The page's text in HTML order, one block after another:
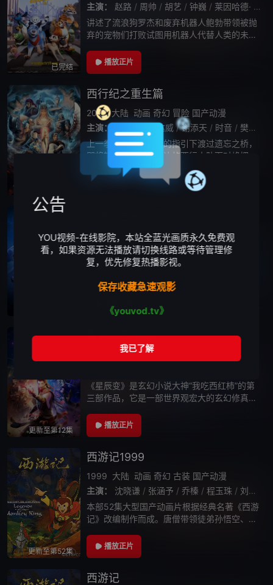
已完结
主演：
赵路 / 周帅 / 胡艺 / 钟巍 / 莱因哈德· / 克
讲述了流浪狗罗杰和废弃机器人鲍勃带领被抛
弃的宠物们打败试图用机器人代替人类的未来
的故事。在这段爆笑不断但又惊险十足的旅程
中，原本自私、骄傲、任性、懦弱的宠物
播放正片
西行纪之重生篇
2022 大陆 动画 奇幻 冒险 国产动漫
主演：
沈达威 / 谢添天 / 时音 / 樊俊航
上一季悟空在引路人的指引下渡过遗忘之桥，
即将转世重生，另一边的西行小队面对蜂拥而
至的小妖，白狼释放出龙魂与兽魂守护着身后
的小羽，他凭借强大的力量暂时抵御了小妖的
2018 大陆 冒险 动作 剧情 国产动漫
主演： 刘三木 / 黑石稔 / 醋醋 / 刘北辰
萧炎，主人公，萧家历史上空前绝后的斗
有了九段斗之气，11岁突破十段斗之气，一跃
年，他却“丧失”了修炼能力，只拥有
播放正片
更新至第12集
星辰变第一季
大陆 动画
《星辰变》是玄幻小说大神“我吃西红柿”的第
三部作品，它是一部世界观宏大的玄幻修真小
我吃西红柿在起点中文网连载《星辰变》，一
经发布便收获超高人气，迅速登陆
播放正片
更新至第52集
西游记1999
1999 大陆 动画 奇幻 古装 国产动漫
主演：
沈晓谦 / 张涵予 / 乔榛 / 程玉珠 / 刘风
本部52集大型国产动画片根据经典名著《西游
记》改编制作而成。唐僧带领徒弟孙悟空、猪
路遇九九八十一难，终取得真经修成正果。动
画片在大家耳熟能详的原型上，加入了
播放正片
西游记
公告
YOU视频-在线影院，本站全蓝光画质永久免费观
看，如果资源无法播放请切换线路或等待管理修
复，优先修复热播影视。
保存收藏急速观影
《youvod.tv》